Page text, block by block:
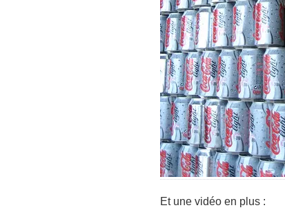
Et une vidéo en plus :